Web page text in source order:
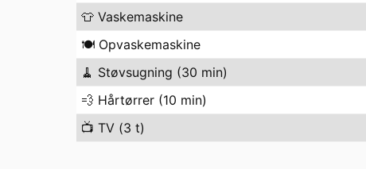
👕 Vaskemaskine
🍽️ Opvaskemaskine
🧹 Støvsugning (30 min)
💨 Hårtørrer (10 min)
📺 TV (3 t)